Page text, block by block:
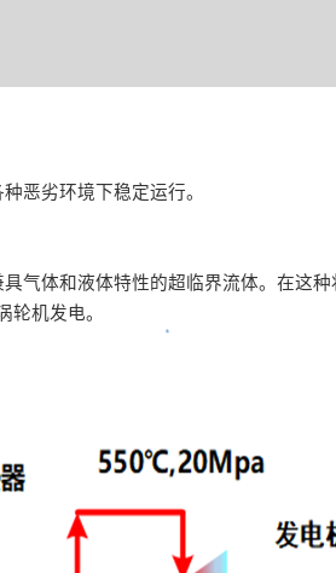
恶劣环境下稳定运行。
气体和液体特性的超临界流体。在这
轮机发电。